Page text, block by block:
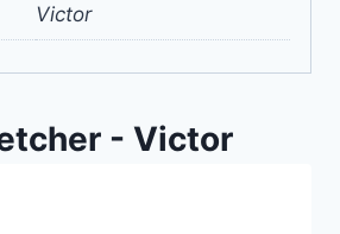
Victor
- Victor